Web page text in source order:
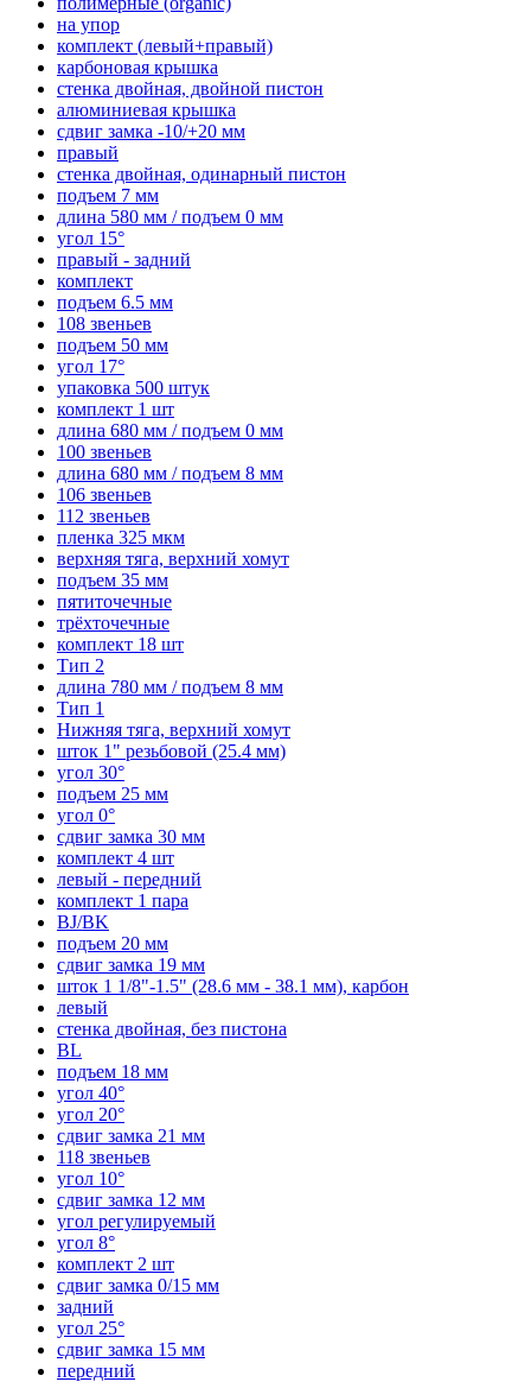
на упор
комплект (левый+правый)
карбоновая крышка
стенка двойная, двойной пистон
алюминиевая крышка
сдвиг замка -10/+20 мм
правый
стенка двойная, одинарный пистон
подъем 7 мм
длина 580 мм / подъем 0 мм
угол 15°
правый - задний
комплект
подъем 6.5 мм
108 звеньев
подъем 50 мм
угол 17°
упаковка 500 штук
комплект 1 шт
длина 680 мм / подъем 0 мм
100 звеньев
длина 680 мм / подъем 8 мм
106 звеньев
112 звеньев
пленка 325 мкм
верхняя тяга, верхний хомут
подъем 35 мм
пятиточечные
трёхточечные
комплект 18 шт
Тип 2
длина 780 мм / подъем 8 мм
Тип 1
Нижняя тяга, верхний хомут
шток 1" резьбовой (25.4 мм)
угол 30°
подъем 25 мм
угол 0°
сдвиг замка 30 мм
комплект 4 шт
левый - передний
комплект 1 пара
BJ/BK
подъем 20 мм
сдвиг замка 19 мм
шток 1 1/8"-1.5" (28.6 мм - 38.1 мм), карбон
левый
стенка двойная, без пистона
BL
подъем 18 мм
угол 40°
угол 20°
сдвиг замка 21 мм
118 звеньев
угол 10°
сдвиг замка 12 мм
угол регулируемый
угол 8°
комплект 2 шт
сдвиг замка 0/15 мм
задний
угол 25°
сдвиг замка 15 мм
передний